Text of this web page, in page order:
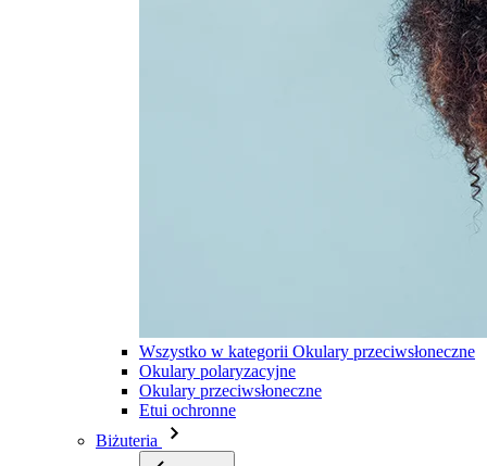
Wszystko w kategorii Okulary przeciwsłoneczne
Okulary polaryzacyjne
Okulary przeciwsłoneczne
Etui ochronne
Biżuteria